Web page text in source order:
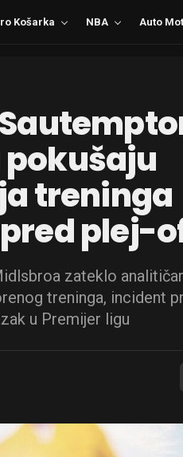
Košarka NBA Auto
treninga
plej-
zateklo
treninga, incident
u Premijer ligu